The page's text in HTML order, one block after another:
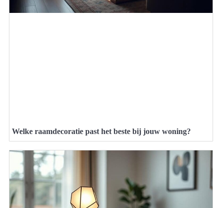
Welke raamdecoratie past het beste bij jouw woning?